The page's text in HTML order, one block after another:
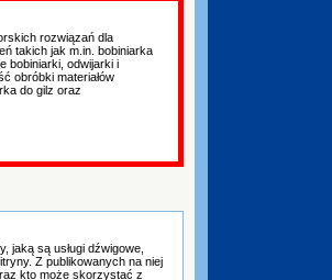
rozwiązań dla
takich jak m.in. bobiniarka
bobiniarki, odwijarki i
obróbki materiałów
do gilz oraz
jaką są usługi dźwigowe,
Z publikowanych na niej
kto może skorzystać z